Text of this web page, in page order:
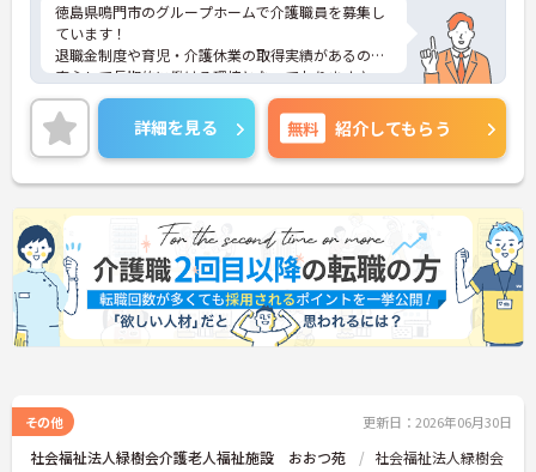
徳島県鳴門市のグループホームで介護職員を募集し
ています！
退職金制度や育児・介護休業の取得実績があるので
安心して長期的に働ける環境となっております♪
ご興味のある方は、面接のポイントをお伝えします
のでご連絡ください！
詳細を見る 無料 紹介してもらう
その他 更新日：2026年06月30日
社会福祉法人緑樹会介護老人福祉施設 おおつ苑 社会福祉法人緑樹会